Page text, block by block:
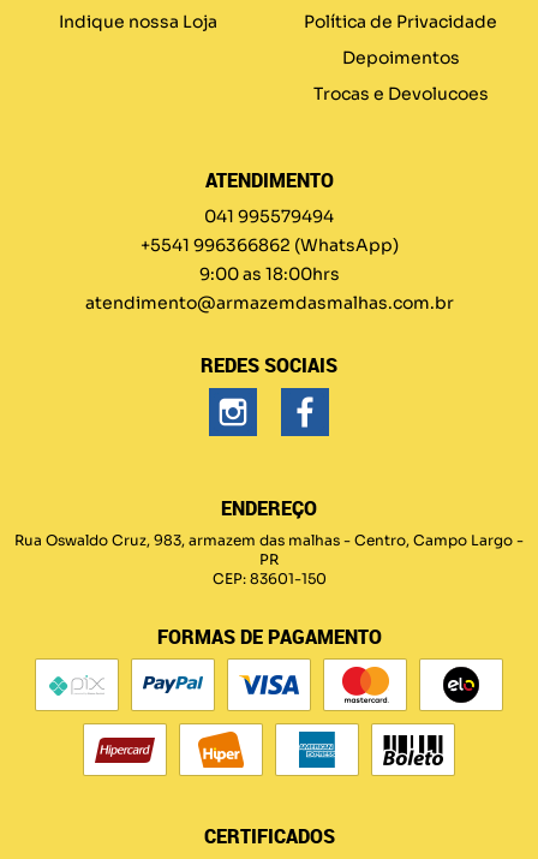
Indique nossa Loja
Política de Privacidade
Depoimentos
Trocas e Devolucoes
ATENDIMENTO
041 995579494
+5541 996366862 (WhatsApp)
9:00 as 18:00hrs
atendimento@armazemdasmalhas.com.br
REDES SOCIAIS
ENDEREÇO
Rua Oswaldo Cruz, 983, armazem das malhas - Centro, Campo Largo -
PR
CEP: 83601-150
FORMAS DE PAGAMENTO
CERTIFICADOS